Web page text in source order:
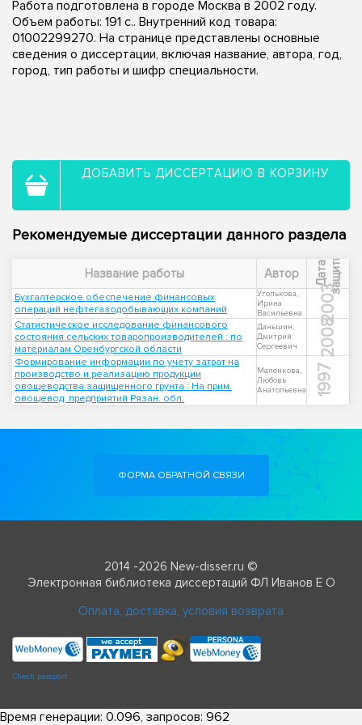
Работа подготовлена в городе Москва в 2002 году.
Объем работы: 191 с.. Внутренний код товара:
01002299270. На странице представлены основные
сведения о диссертации, включая название, автора, год,
город, тип работы и шифр специальности.
ДОБАВИТЬ ДИССЕРТАЦИЮ В КОРЗИНУ
Рекомендуемые диссертации данного раздела
Название работы Автор Д
а
т
а
з
а
щ
и
ты
Бухгалтерское обеспечение финансовых
операций нефтегазодобывающих компаний
Уголькова,
Ирина
Васильевна
2003
Статистическое исследование финансового
состояния сельских товаропроизводителей : по
материалам Оренбургской области
Даньшин,
Дмитрий
Сергеевич
2008
Формирование информации по учету затрат на
производство и реализацию продукции
овощеводства защищенного грунта : На прим.
овощевод. предприятий Рязан. обл.
Маленкова,
Любовь
Анатольевна
1997
ФОРМА ОБРАТНОЙ СВЯЗИ
2014 -2026 New-disser.ru ©
Электронная библиотека диссертаций ФЛ Иванов Е О
Оплата, доставка, условия возврата
Check passport
Время генерации: 0.096, запросов: 962